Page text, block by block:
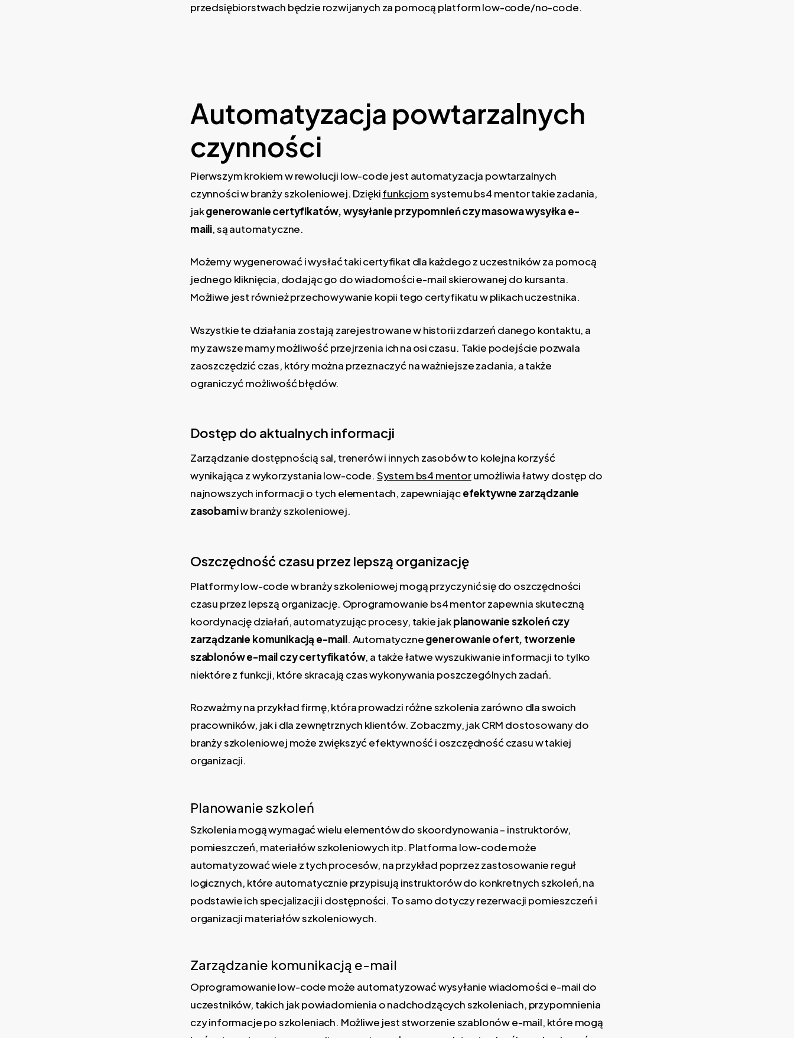
przedsiębiorstwach będzie rozwijanych za pomocą platform low-code/no-code.
Automatyzacja powtarzalnych
czynności
Pierwszym krokiem w rewolucji low-code jest automatyzacja powtarzalnych
czynności w branży szkoleniowej. Dziękifunkcjomsystemu bs4 mentor takie zadania,
jakgenerowanie certyfikatów, wysyłanie przypomnień czy masowa wysyłka e-
maili, są automatyczne.
Możemy wygenerować i wysłać taki certyfikat dla każdego z uczestników za pomocą
jednego kliknięcia, dodając go do wiadomości e-mail skierowanej do kursanta.
Możliwe jest również przechowywanie kopii tego certyfikatu w plikach uczestnika.
Wszystkie te działania zostają zarejestrowane w historii zdarzeń danego kontaktu, a
my zawsze mamy możliwość przejrzenia ich na osi czasu. Takie podejście pozwala
zaoszczędzić czas, który można przeznaczyć na ważniejsze zadania, a także
ograniczyć możliwość błędów.
Dostęp do aktualnych informacji
Zarządzanie dostępnością sal, trenerów i innych zasobów to kolejna korzyść
wynikająca z wykorzystania low-code. System bs4 mentorumożliwia łatwy dostęp do
najnowszych informacji o tych elementach, zapewniającefektywne zarządzanie
zasobamiw branży szkoleniowej.
Oszczędność czasu przez lepszą organizację
Platformy low-code w branży szkoleniowej mogą przyczynić się do oszczędności
czasu przez lepszą organizację. Oprogramowanie bs4 mentor zapewnia skuteczną
koordynację działań, automatyzując procesy, takie jakplanowanie szkoleń czy
zarządzanie komunikacją e-mail. Automatycznegenerowanie ofert, tworzenie
szablonów e-mail czy certyfikatów, a także łatwe wyszukiwanie informacji to tylko
niektóre z funkcji, które skracają czas wykonywania poszczególnych zadań.
Rozważmy na przykład firmę, która prowadzi różne szkolenia zarówno dla swoich
pracowników, jak i dla zewnętrznych klientów. Zobaczmy, jak CRM dostosowany do
branży szkoleniowej może zwiększyć efektywność i oszczędność czasu w takiej
organizacji.
Planowanie szkoleń
Szkolenia mogą wymagać wielu elementów do skoordynowania – instruktorów,
pomieszczeń, materiałów szkoleniowych itp. Platforma low-code może
automatyzować wiele z tych procesów, na przykład poprzez zastosowanie reguł
logicznych, które automatycznie przypisują instruktorów do konkretnych szkoleń, na
podstawie ich specjalizacji i dostępności. To samo dotyczy rezerwacji pomieszczeń i
organizacji materiałów szkoleniowych.
Zarządzanie komunikacją e-mail
Oprogramowanie low-code może automatyzować wysyłanie wiadomości e-mail do
uczestników, takich jak powiadomienia o nadchodzących szkoleniach, przypomnienia
czy informacje po szkoleniach. Możliwe jest stworzenie szablonów e-mail, które mogą